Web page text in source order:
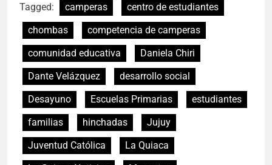
Tagged: camperas
centro de estudiantes
chombas
competencia de camperas
comunidad educativa
Daniela Chiri
Dante Velázquez
desarrollo social
Desayuno
Escuelas Primarias
estudiantes
familias
hinchadas
Jujuy
Juventud Católica
La Quiaca